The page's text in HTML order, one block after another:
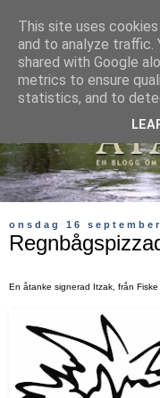
onsdag 16
En åtanke signerad Itzak, från
This site uses
and to analyze traffic.
shared with Google
metrics to ensure
statistics, and to